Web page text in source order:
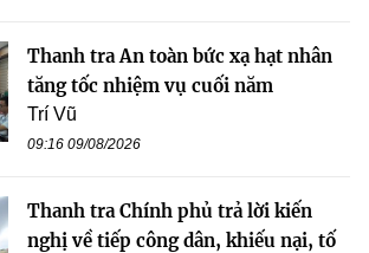
Thanh tra An toàn bức xạ hạt nhân
tăng tốc nhiệm vụ cuối năm
Trí Vũ
09:16 09/08/2026
Thanh tra Chính phủ trả lời kiến
nghị về tiếp công dân, khiếu nại, tố